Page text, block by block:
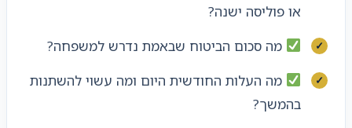
או פוליסה ישנה?
מה סכום הביטוח שבאמת נדרש למשפחה?
מה העלות החודשית היום ומה עשוי להשתנות
בהמשך?